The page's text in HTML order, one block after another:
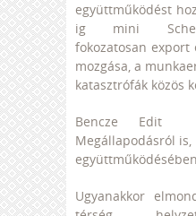
együttműködést
ig mini
fokozatosan export
mozgása, a
katasztrófák közös
Bencze Edit
Megállapodásról
Ugyanakkor